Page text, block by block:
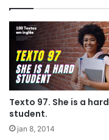
Texto 97. She is a hard
student.
jan 8, 2014